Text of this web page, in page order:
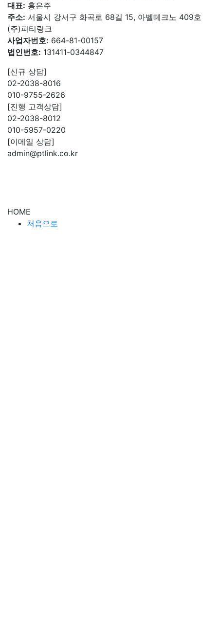
대표: 홍은주
주소: 서울시 강서구 화곡로 68길 15, 아벨테크노 409호
(주)피티링크
사업자번호: 664-81-00157
법인번호: 131411-0344847
[신규 상담]
02-2038-8016
010-9755-2626
[진행 고객상담]
02-2038-8012
010-5957-0220
[이메일 상담]
admin@ptlink.co.kr
HOME
처음으로